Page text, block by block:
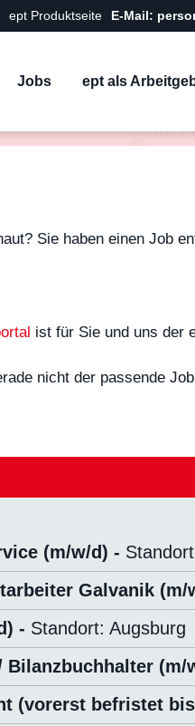
ept Produktseite E-Mail:
Jobs ept als
Sie haben einen Job
ist für Sie und uns der
nicht der passende
(m/w/d) -
Galvanik (m/
- Standort: Augsburg
Bilanzbuchhalter (m/
(vorerst befristet